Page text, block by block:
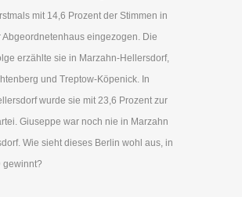
mit 14,6 Prozent der Stimmen in
Abgeordnetenhaus eingezogen. Die
erzählte sie in Marzahn-Hellersdorf,
und Treptow-Köpenick. In
wurde sie mit 23,6 Prozent zur
Giuseppe war noch nie in Marzahn
Wie sieht dieses Berlin wohl aus, in
gewinnt?